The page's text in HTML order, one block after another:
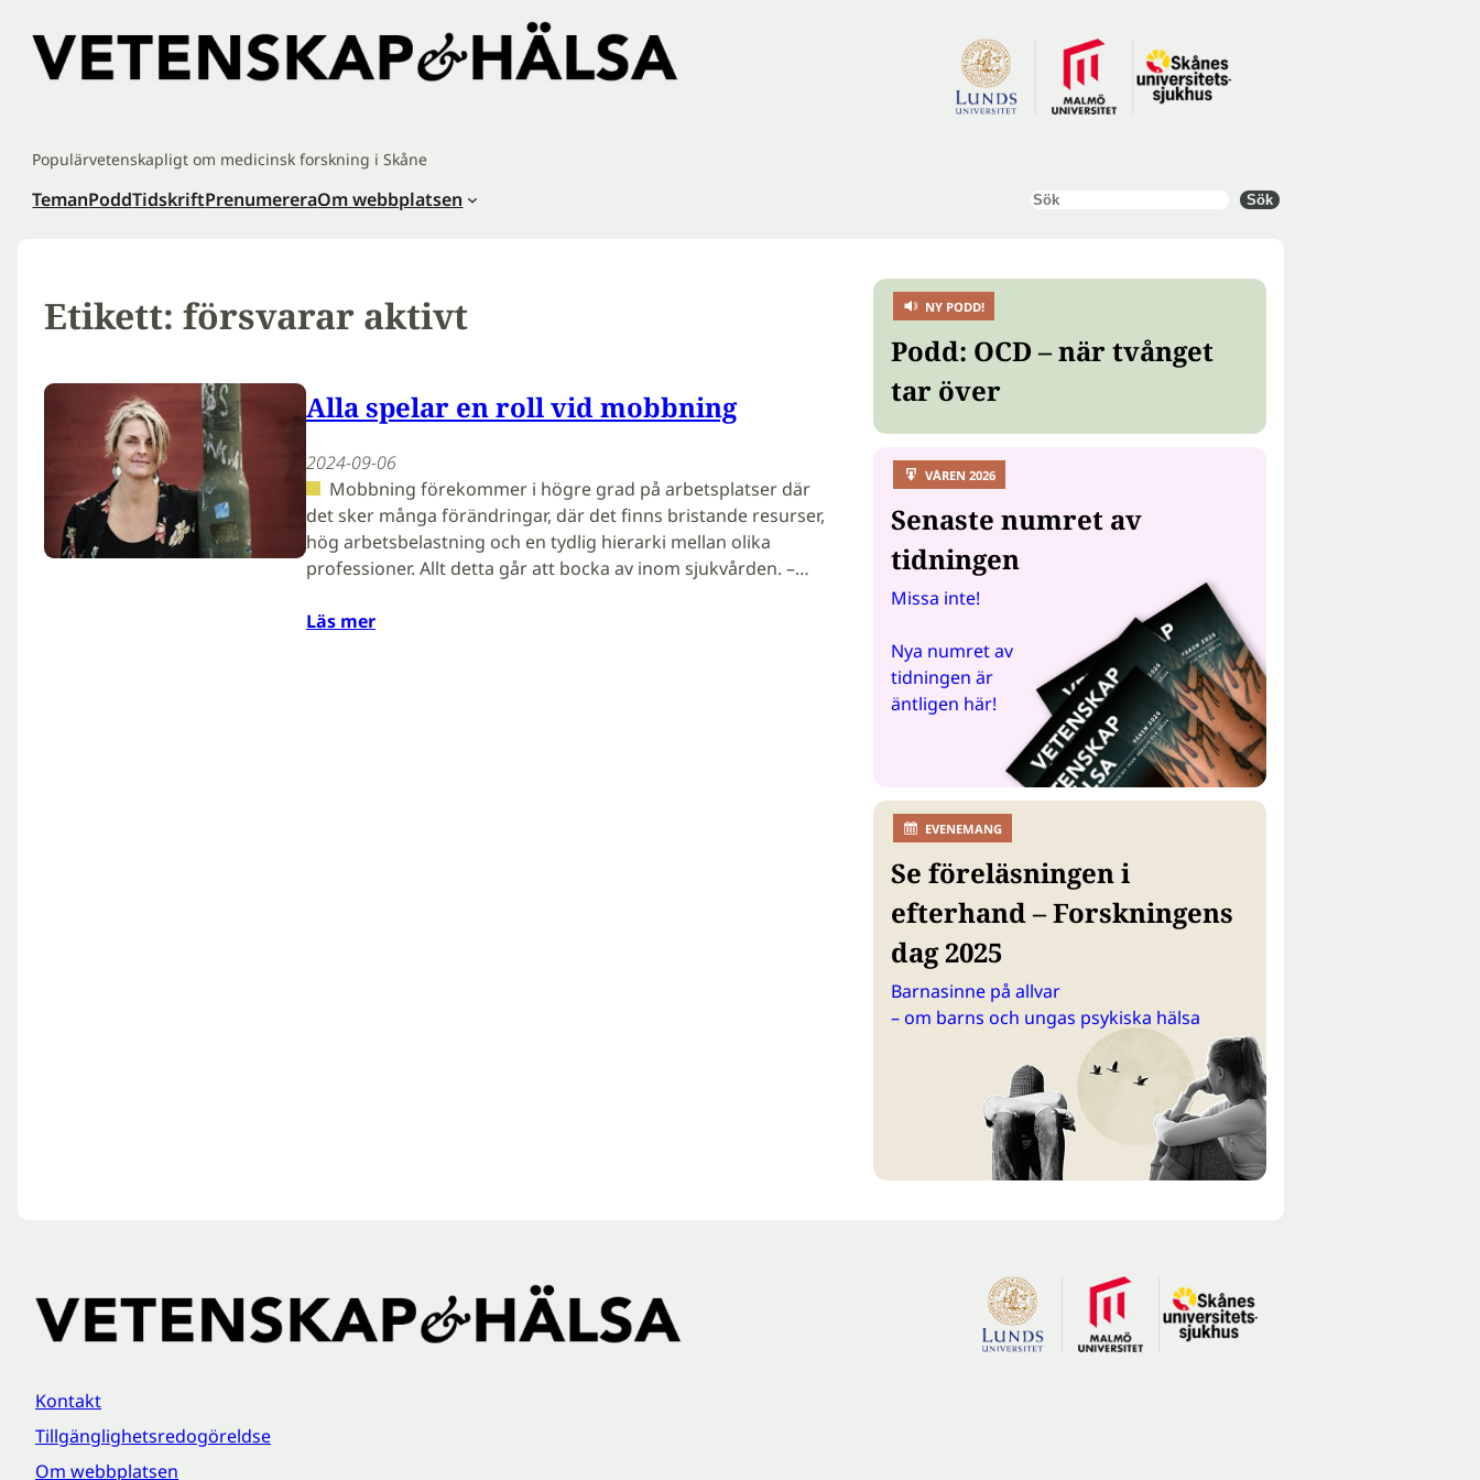
innehåll
Populärvetenskapligt om medicinsk forskning i Skåne
TemanPoddTidskriftPrenumereraOm webbplatsen Sök Sök
Etikett: försvarar aktivt
Alla spelar en roll vid mobbning
2024-09-06
Mobbning förekommer i högre grad på arbetsplatser där
det sker många förändringar, där det finns bristande resurser,
hög arbetsbelastning och en tydlig hierarki mellan olika
professioner. Allt detta går att bocka av inom sjukvården. –…
Läs mer
NY PODD!
Podd: OCD – när tvånget
tar över
VÅREN 2026
Senaste numret av
tidningen
Missa inte!
Nya numret av
tidningen är
äntligen här!
EVENEMANG
Se föreläsningen i
efterhand – Forskningens
dag 2025
Barnasinne på allvar
– om barns och ungas psykiska hälsa
Kontakt
Tillgänglighetsredogöreldse
Om webbplatsen